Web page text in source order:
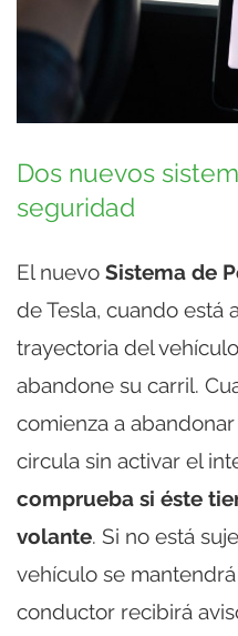
Dos nuevos
seguridad
El nuevo Sistema de
de Tesla, cuando está
trayectoria del
abandone su carril.
comienza a
circula sin activar el
comprueba si éste
volante. Si no está
vehículo se
conductor recibirá